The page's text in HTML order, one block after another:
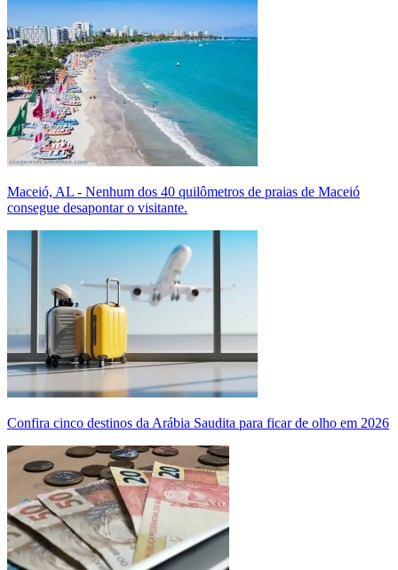
Maceió, AL - Nenhum dos 40 quilômetros de praias de Maceió
consegue desapontar o visitante.
Confira cinco destinos da Arábia Saudita para ficar de olho em 2026